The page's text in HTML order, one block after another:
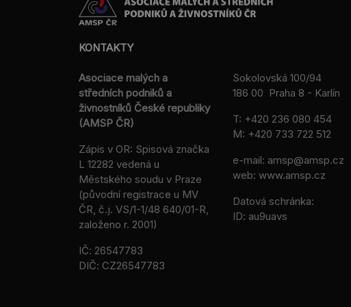
KONTAKTY
Asociace malých a
středních podniků a
živnostníků České republiky
(AMSP ČR)
Zápis v OR: Spisová značka
L 12282 vedená u
Městského soudu v Praze
(původní registrace u MV
ČR, č.j. VS/1-1/48 640/01-R,
založeno r. 2001)
IČ: 26547783
DIČ: CZ26547783
Sokolovská 100/94
186 00 Praha 8 - Karlín
T: +420 236 080 454
M: +420 733 722 512
e-mail: amsp@amsp.cz
web: www.amsp.cz
Datová schránka:
ID: au9uavs